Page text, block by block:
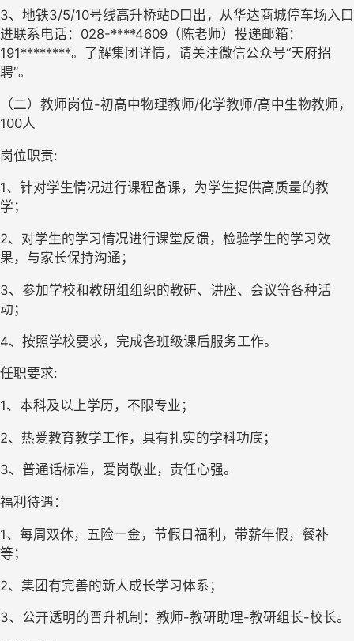
3、地铁3/5/10号线高升桥站D口出，从华达商城停车场入口
进联系电话：028-****4609（陈老师）投递邮箱：
191********。了解集团详情，请关注微信公众号“天府招
聘”。
（二）教师岗位-初高中物理教师/化学教师/高中生物教师，
100人
岗位职责:
1、针对学生情况进行课程备课，为学生提供高质量的教
学；
2、对学生的学习情况进行课堂反馈，检验学生的学习效
果，与家长保持沟通；
3、参加学校和教研组组织的教研、讲座、会议等各种活
动；
4、按照学校要求，完成各班级课后服务工作。
任职要求:
1、本科及以上学历，不限专业；
2、热爱教育教学工作，具有扎实的学科功底；
3、普通话标准，爱岗敬业，责任心强。
福利待遇：
1、每周双休，五险一金，节假日福利，带薪年假，餐补
等；
2、集团有完善的新人成长学习体系；
3、公开透明的晋升机制：教师-教研助理-教研组长-校长。